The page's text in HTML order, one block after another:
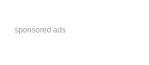
sponsored ads